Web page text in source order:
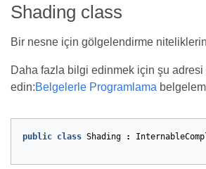
Shading class
Bir nesne için gölgelendirme
Daha fazla bilgi edinmek için şu adresi
edin:Belgelerle Programlama
public class Shading :